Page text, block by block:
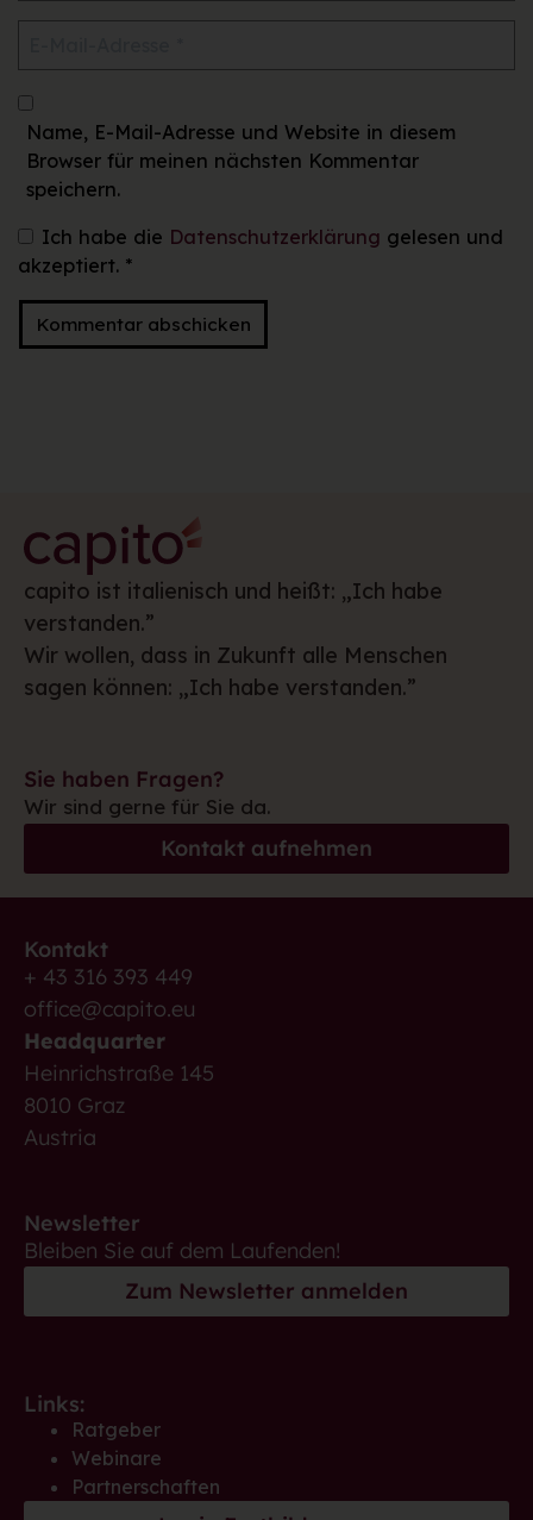
Name, E-Mail-Adresse und Website in diesem
Browser für meinen nächsten Kommentar
speichern.
Ich habe die Datenschutzerklärung gelesen und
akzeptiert. *
capito ist italienisch und heißt: „Ich habe
verstanden.”
Wir wollen, dass in Zukunft alle Menschen
sagen können: „Ich habe verstanden.”
Sie haben Fragen?
Wir sind gerne für Sie da.
Kontakt aufnehmen
Kontakt
+ 43 316 393 449
office@capito.eu
Headquarter
Heinrichstraße 145
8010 Graz
Austria
Newsletter
Bleiben Sie auf dem Laufenden!
Zum Newsletter anmelden
Links:
Ratgeber
Webinare
Partnerschaften